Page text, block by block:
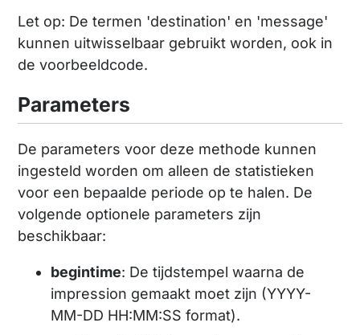
Let op: De termen 'destination' en 'message'
kunnen uitwisselbaar gebruikt worden, ook in
de voorbeeldcode.
Parameters
De parameters voor deze methode kunnen
ingesteld worden om alleen de statistieken
voor een bepaalde periode op te halen. De
volgende optionele parameters zijn
beschikbaar:
begintime: De tijdstempel waarna de
impression gemaakt moet zijn (YYYY-
MM-DD HH:MM:SS format).